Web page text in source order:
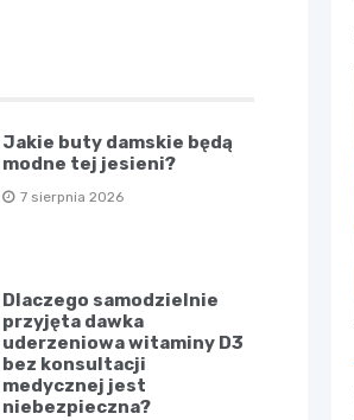
Jakie buty damskie będą
modne tej jesieni?
7 sierpnia 2026
Dlaczego samodzielnie
przyjęta dawka
uderzeniowa witaminy D3
bez konsultacji
medycznej jest
niebezpieczna?